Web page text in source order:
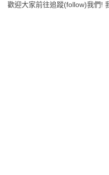
歡迎大家前往追蹤(follow)我們!